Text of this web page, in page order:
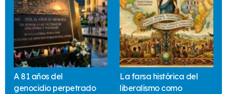
A 81 años del
genocidio perpetrado
La farsa histórica del
liberalismo como